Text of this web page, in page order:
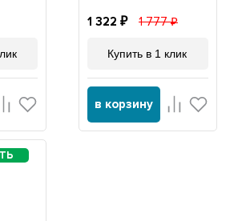
1 322 1 777
Купить в 1 клик
в корзину